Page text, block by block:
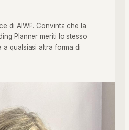
di AIWP. Convinta che la
Planner meriti lo stesso
a qualsiasi altra forma di